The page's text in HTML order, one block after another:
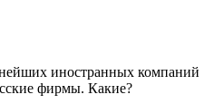
иностранных компаний
фирмы. Какие?